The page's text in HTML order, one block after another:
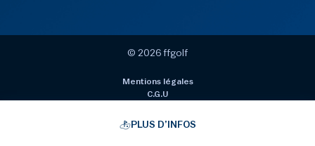
PLUS D’INFOS
© 2026 ffgolf
Mentions légales
C.G.U
Politique de gestion des cookies
Gérer les cookies